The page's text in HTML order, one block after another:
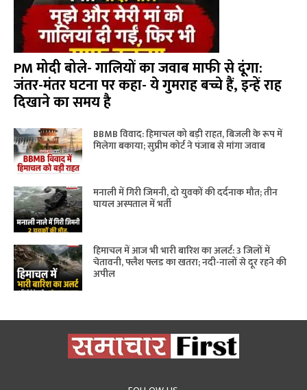
PM मोदी बोले- गालियों का जवाब माफी से दूंगा:
जंतर-मंतर घटना पर कहा- ये गुमराह बच्चे हैं, इन्हें राह
दिखाने का समय है
BBMB विवाद: हिमाचल को बड़ी राहत, बिजली के रूप में
मिलेगा बकाया; सुप्रीम कोर्ट ने पंजाब से मांगा जवाब
मनाली में गिरी जिमनी, दो युवकों की दर्दनाक मौत; तीन
घायल अस्पताल में भर्ती
हिमाचल में आज भी भारी बारिश का अलर्ट: 3 जिलों में
चेतावनी, फ्लैश फ्लड का खतरा; नदी-नालों से दूर रहने की
अपील